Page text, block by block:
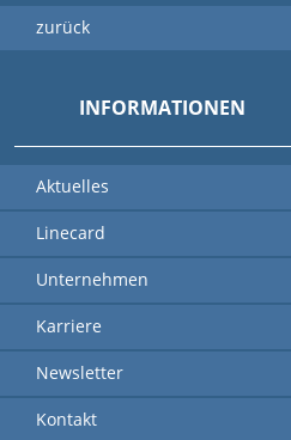
zurück
INFORMATIONEN
Aktuelles
Linecard
Unternehmen
Karriere
Newsletter
Kontakt